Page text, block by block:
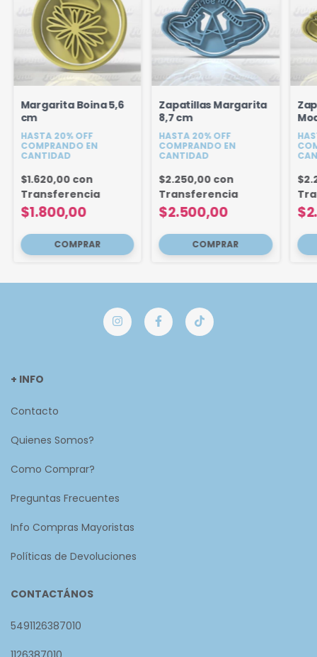
Margarita Boina 5,6
cm
HASTA 20% OFF
COMPRANDO EN
CANTIDAD
$1.800,00
$1.620,00 con
Transferencia
Zapatillas Margarita
8,7 cm
HASTA 20% OFF
COMPRANDO EN
CANTIDAD
$2.500,00
$2.250,00 con
Transferencia
+ INFO
Contacto
Quienes Somos?
Como Comprar?
Preguntas Frecuentes
Info Compras Mayoristas
Políticas de Devoluciones
CONTACTÁNOS
5491126387010